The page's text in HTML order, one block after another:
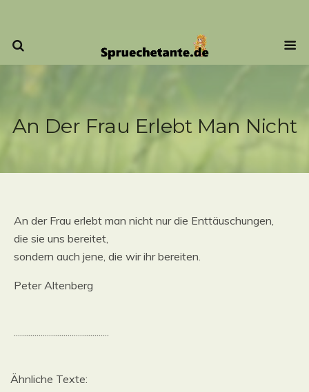
An Der Frau Erlebt Man Nicht
An der Frau erlebt man nicht nur die Enttäuschungen,
die sie uns bereitet,
sondern auch jene, die wir ihr bereiten.
Peter Altenberg
..............................................
Ähnliche Texte: